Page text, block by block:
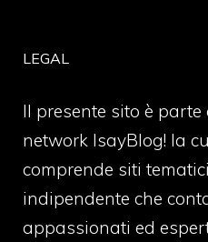
LEGAL
Il presente sito è parte
network IsayBlog! la
comprende siti
indipendente che
appassionati ed